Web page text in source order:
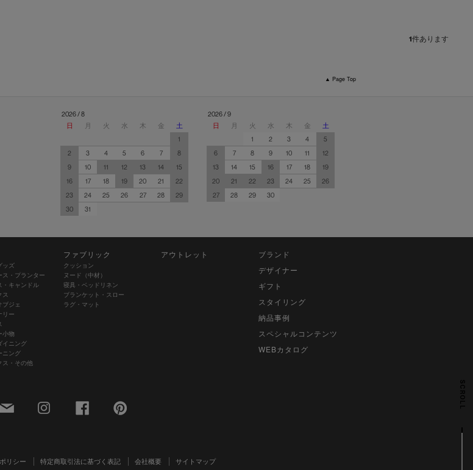
SCROLL
1件あります
▲ Page Top
2026 / 8
日
月 火 水 木 金
土
1
2
3 4 5 6 7
8
9
10 11 12 13 14
15
16
17 18 19 20 21
22
23
24 25 26 27 28
29
30
31
2026 / 9
日
月 火 水 木 金
土
1
2 3 4
5
6
7 8 9 10 11
12
13
14 15 16 17 18
19
20
21 22 23 24 25
26
27
28 29 30
ッズ
ス・プランター
・キャンドル
ス
ブジェ
リー
小物
イニング
ニング
ス・その他
ファブリック
クッション
ヌード（中材）
寝具・ベッドリネン
ブランケット・スロー
ラグ・マット
アウトレット
ブランド
デザイナー
ギフト
スタイリング
納品事例
スペシャルコンテンツ
WEBカタログ
リシー 特定商取引法に基づく表記 会社概要 サイトマップ